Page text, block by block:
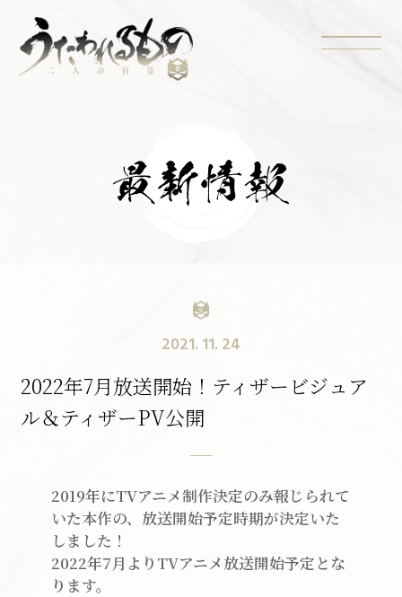
2021. 11. 24
2022年7月放送開始！ティザービジュア
ル＆ティザーPV公開
2019年にTVアニメ制作決定のみ報じられて
いた本作の、放送開始予定時期が決定いた
しました！
2022年7月よりTVアニメ放送開始予定とな
ります。